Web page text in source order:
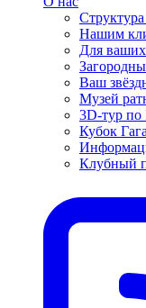
Нашим
Для
Ваш
Музей
3D-тур
Кубок
Клубный